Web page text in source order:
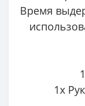
Время
1x